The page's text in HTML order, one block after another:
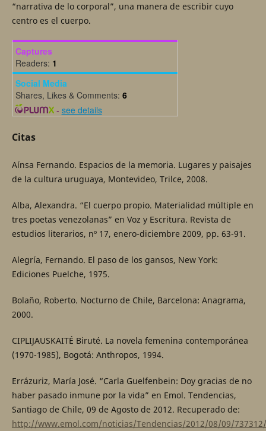
“narrativa de lo corporal”, una manera de escribir cuyo
centro es el cuerpo.
Captures
Readers: 1
Social Media
Shares, Likes & Comments: 6
- see details
Citas
Aínsa Fernando. Espacios de la memoria. Lugares y paisajes
de la cultura uruguaya, Montevideo, Trilce, 2008.
Alba, Alexandra. “El cuerpo propio. Materialidad múltiple en
tres poetas venezolanas” en Voz y Escritura. Revista de
estudios literarios, nº 17, enero-diciembre 2009, pp. 63-91.
Alegría, Fernando. El paso de los gansos, New York:
Ediciones Puelche, 1975.
Bolaño, Roberto. Nocturno de Chile, Barcelona: Anagrama,
2000.
CIPLIJAUSKAITÉ Biruté. La novela femenina contemporánea
(1970-1985), Bogotá: Anthropos, 1994.
Errázuriz, María José. “Carla Guelfenbein: Doy gracias de no
haber pasado inmune por la vida” en Emol. Tendencias,
Santiago de Chile, 09 de Agosto de 2012. Recuperado de:
http://www.emol.com/noticias/Tendencias/2012/08/09/